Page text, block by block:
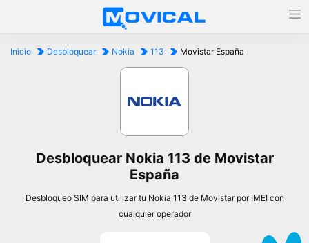
Inicio Desbloquear Nokia 113 Movistar España
Desbloquear Nokia 113 de Movistar
España
Desbloqueo SIM para utilizar tu Nokia 113 de Movistar por IMEI con
cualquier operador